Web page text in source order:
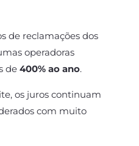
de reclamações dos
operadoras
de 400% ao ano.
os juros continuam
com muito